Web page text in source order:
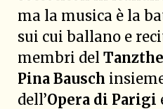
ma la musica è la
sui cui ballano e
membri del
Pina Bausch
dell’Opera di Parigi